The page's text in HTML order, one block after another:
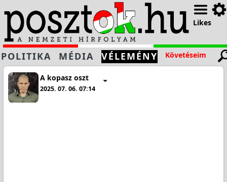
Likes
POLITIKA MÉDIA VÉLEMÉNY Követéseim
A kopasz oszt
2025. 07. 06. 07:14